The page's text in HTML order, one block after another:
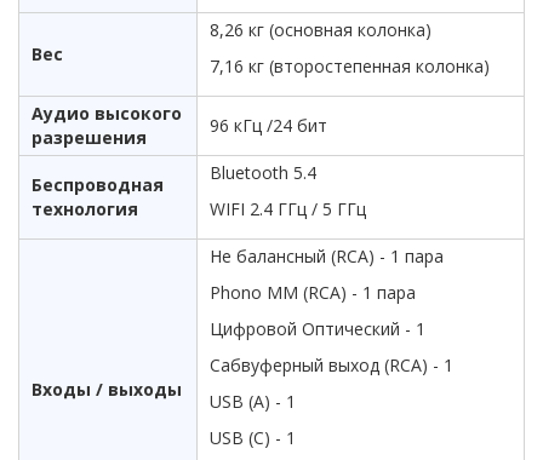
Вес
8,26 кг (основная колонка)
7,16 кг (второстепенная колонка)
Аудио высокого
разрешения
96 кГц /24 бит
Беспроводная
технология
Bluetooth 5.4
WIFI 2.4 ГГц / 5 ГГц
Входы / выходы
Не балансный (RCA) - 1 пара
Phono MM (RCA) - 1 пара
Цифровой Оптический - 1
Сабвуферный выход (RCA) - 1
USB (A) - 1
USB (C) - 1